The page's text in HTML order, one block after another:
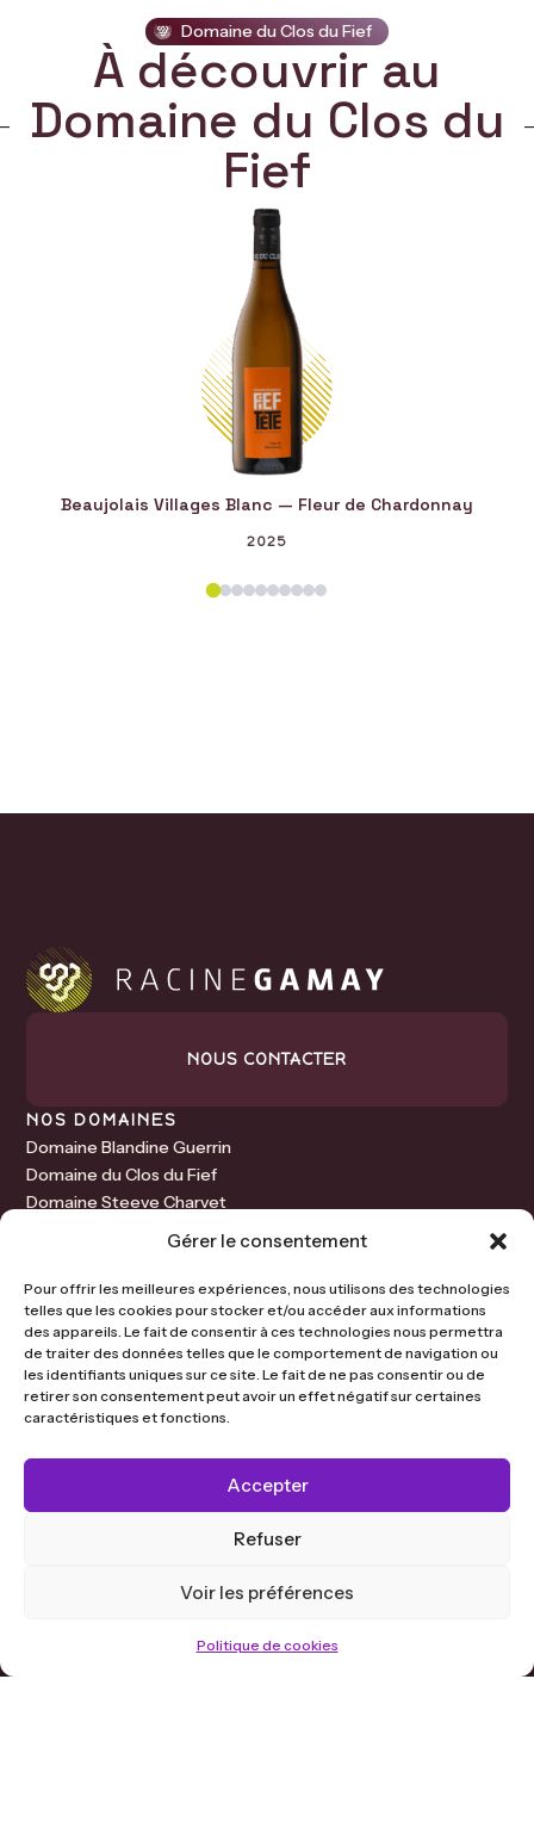
Gérer le consentement
Pour offrir les meilleures expériences, nous utilisons des technologies
telles que les cookies pour stocker et/ou accéder aux informations
des appareils. Le fait de consentir à ces technologies nous permettra
de traiter des données telles que le comportement de navigation ou
les identifiants uniques sur ce site. Le fait de ne pas consentir ou de
retirer son consentement peut avoir un effet négatif sur certaines
caractéristiques et fonctions.
Accepter
Refuser
Voir les préférences
Politique de cookies
Domaine du Clos du Fief
À découvrir au
Domaine du Clos du
Fief
Beaujolais Villages Blanc — Fleur de Chardonnay
2025
NOUS CONTACTER
NOS DOMAINES
Domaine Blandine Guerrin
Domaine du Clos du Fief
Domaine Steeve Charvet
Domaine Baptiste Aufranc
Domaine Mélinon
Domaine Le Cotoyon
Domaine des Tourterelles
NOS APPELLATIONS
Pouilly-Fuissé 1er Cru
Juliénas